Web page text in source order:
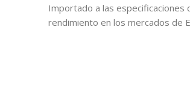
Importado a las
rendimiento en los mercados de